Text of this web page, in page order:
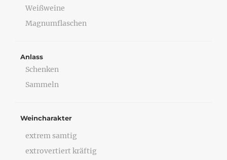
Weißweine
Magnumflaschen
Anlass
Schenken
Sammeln
Weincharakter
extrem samtig
extrovertiert kräftig